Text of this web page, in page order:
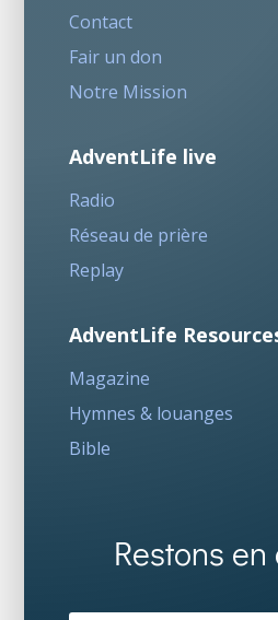
Contact
Fair un don
Notre Mission
AdventLife live
Radio
Réseau de prière
Replay
AdventLife
Magazine
Hymnes & louanges
Bible
Restons